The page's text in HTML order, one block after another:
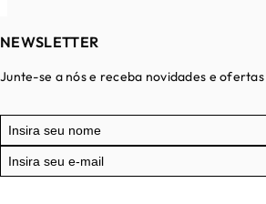
NEWSLETTER
Junte-se a nós e receba novidades e ofertas